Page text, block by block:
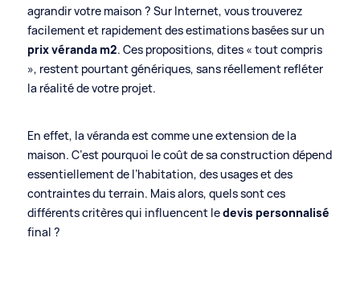
contact.siram@gmail.com
agrandir votre maison ? Sur Internet, vous trouverez
facilement et rapidement des estimations basées sur un
prix véranda m2. Ces propositions, dites « tout compris
», restent pourtant génériques, sans réellement refléter
la réalité de votre projet.
En effet, la véranda est comme une extension de la
maison. C’est pourquoi le coût de sa construction dépend
essentiellement de l’habitation, des usages et des
contraintes du terrain. Mais alors, quels sont ces
différents critères qui influencent ledevis personnalisé
final ?